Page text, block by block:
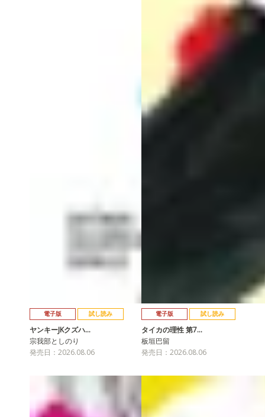
電子版 試し読み
ヤンキーJKクズハ…
宗我部としのり
発売日：2026.08.06
電子版 試し読み
タイカの理性 第7…
板垣巴留
発売日：2026.08.06